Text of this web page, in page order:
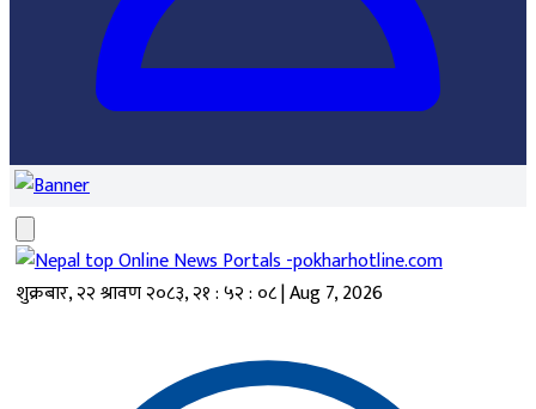
शुक्रबार, २२ श्रावण २०८३,२१ : ५२ : ०८|Aug 7, 2026